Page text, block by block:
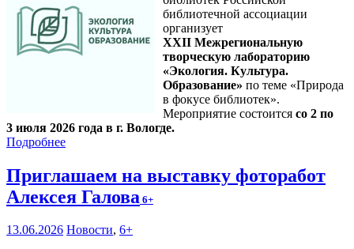
библиотечной ассоциации
организует
XXII Межрегиональную
творческую лабораторию
«Экология. Культура.
Образование» по теме «Природа
в фокусе библиотек».
Мероприятие состоится со 2 по
3 июля 2026 года в г. Вологде.
Подробнее
Приглашаем на выставку фоторабот
Алексея Галова 6+
13.06.2026 Новости, 6+